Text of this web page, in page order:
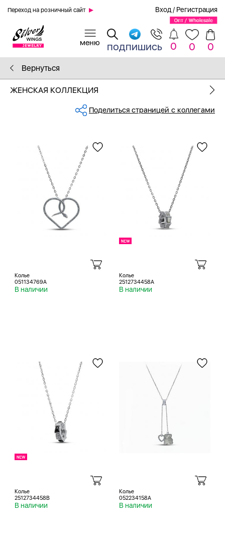
Переход на розничный сайт Вход / Регистрация
подпишись 0 0 0
Вернуться
ЖЕНСКАЯ КОЛЛЕКЦИЯ
Поделиться страницей с коллегами
Колье
051134769A
В наличии
Колье
2512734458A
В наличии
Колье
2512734458B
В наличии
Колье
052234158A
В наличии